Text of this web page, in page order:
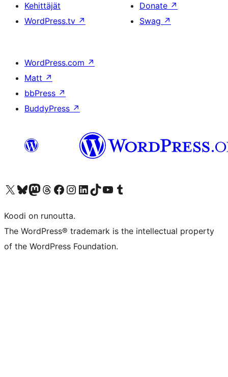
Kehittäjät
WordPress.tv ↗
Donate ↗
Swag ↗
WordPress.com ↗
Matt ↗
bbPress ↗
BuddyPress ↗
Visit our X (formerly Twitter) account
Visit our Bluesky account
Visit our Mastodon account
Visit our Threads account
Visit our Facebook page
Visit our Instagram account
Visit our LinkedIn account
Visit our TikTok account
Näytä YouTube-kanava
Visit our Tumblr account
Koodi on runoutta.
The WordPress® trademark is the intellectual property
of the WordPress Foundation.